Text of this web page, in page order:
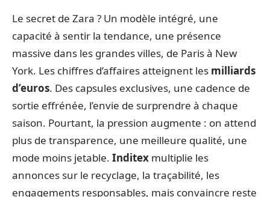
Le secret de Zara ? Un modèle intégré, une
capacité à sentir la tendance, une présence
massive dans les grandes villes, de Paris à New
York. Les chiffres d’affaires atteignent les milliards
d’euros. Des capsules exclusives, une cadence de
sortie effrénée, l’envie de surprendre à chaque
saison. Pourtant, la pression augmente : on attend
plus de transparence, une meilleure qualité, une
mode moins jetable. Inditex multiplie les
annonces sur le recyclage, la traçabilité, les
engagements responsables, mais convaincre reste